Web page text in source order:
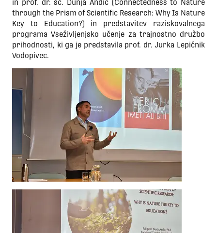
in prof. dr. sc. Dunja Anđić (Connectedness to Nature
through the Prism of Scientific Research: Why Is Nature
Key to Education?) in predstavitev raziskovalnega
programa Vseživljenjsko učenje za trajnostno družbo
prihodnosti, ki ga je predstavila prof. dr. Jurka Lepičnik
Vodopivec.